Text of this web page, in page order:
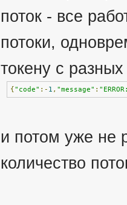
поток - все
потоки,
токену с
{"code" :- 1 , "message" :
и потом уже не
количество